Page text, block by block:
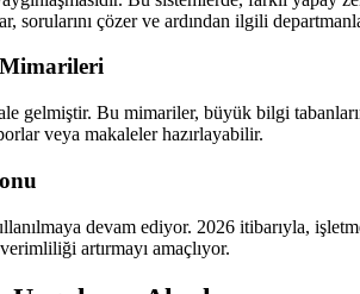
sorularını çözer ve ardından ilgili
gelmiştir. Bu mimariler, büyük bilgi
veya makaleler hazırlayabilir.
devam ediyor. 2026 itibarıyla,
artırmayı amaçlıyor.